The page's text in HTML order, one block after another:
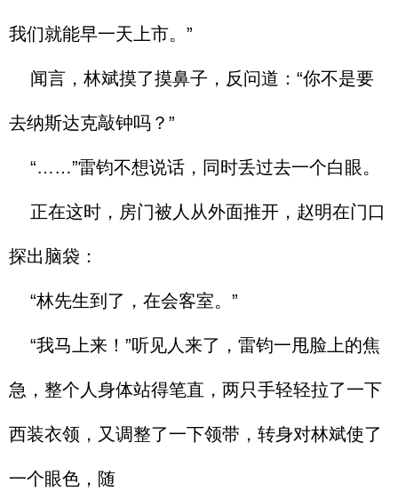
我们就能早一天上市。”
闻言，林斌摸了摸鼻子，反问道：“你不是要
去纳斯达克敲钟吗？”
“……”雷钧不想说话，同时丢过去一个白眼。
正在这时，房门被人从外面推开，赵明在门口
探出脑袋：
“林先生到了，在会客室。”
“我马上来！”听见人来了，雷钧一甩脸上的焦
急，整个人身体站得笔直，两只手轻轻拉了一下
西装衣领，又调整了一下领带，转身对林斌使了
一个眼色，随